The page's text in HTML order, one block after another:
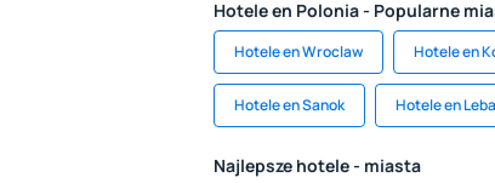
Hotele en Polonia - Popularne
Hotele en Wroclaw Hotele en
Hotele en Sanok Hotele en Leba
Najlepsze hotele - miasta